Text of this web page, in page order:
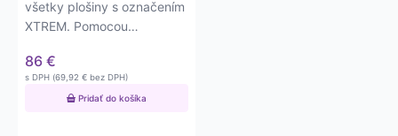
všetky plošiny s označením
XTREM. Pomocou
tento…
86 €
s DPH (69,92 € bez DPH)
Pridať do košíka